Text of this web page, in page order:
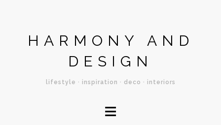
HARMONY AND
DESIGN
lifestyle · inspiration · deco · interiors
≡